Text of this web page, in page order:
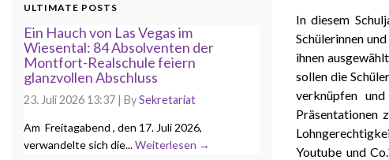
In diesem
Schülerinnen
ihnen
sollen die
verknüpfen
Präsentationen
Youtube und
ULTIMATE POSTS
Ein Hauch von Las Vegas im
Wiesental: 84 Absolventen der
Montfort-Realschule feiern
glanzvollen Abschluss
23. Juli 2026 13:37 | BySekretariat
Am Freitagabend , den 17. Juli 2026,
verwandelte sich die...Weiterlesen →